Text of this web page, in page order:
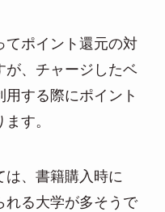
てポイント還元の対
が、チャージしたベ
する際にポイント
す。
は、書籍購入時に
れる大学が多そうで